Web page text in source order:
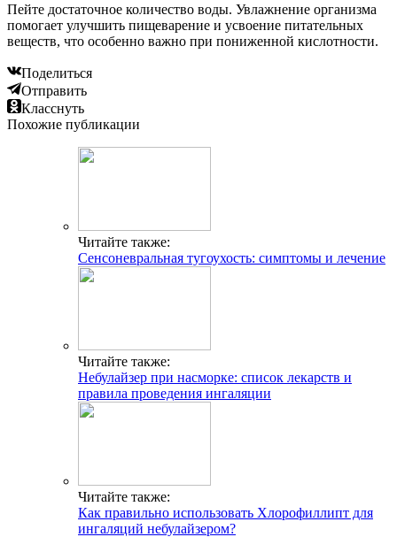
Пейте достаточное количество воды. Увлажнение организма
помогает улучшить пищеварение и усвоение питательных
веществ, что особенно важно при пониженной кислотности.
Поделиться
Отправить
Класснуть
Похожие публикации
Читайте также:
Сенсоневральная тугоухость: симптомы и лечение
Читайте также:
Небулайзер при насморке: список лекарств и
правила проведения ингаляции
Читайте также:
Как правильно использовать Хлорофиллипт для
ингаляций небулайзером?